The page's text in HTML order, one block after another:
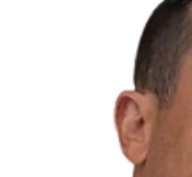
Viac o
Aby sme vedeli, čo sa
vám mohli prispôsobiť
používame cookies a
Čo sú cookies?
Cookies sú malé